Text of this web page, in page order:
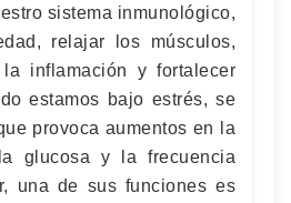
sistema inmunológico,
relajar los músculos,
inflamación y fortalecer
estamos bajo estrés, se
provoca aumentos en la
glucosa y la frecuencia
una de sus funciones es